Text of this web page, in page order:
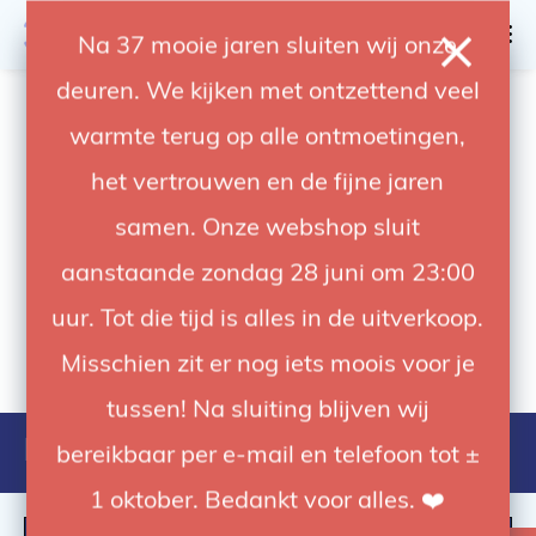
Na 37 mooie jaren sluiten wij onze
deuren. We kijken met ontzettend veel
warmte terug op alle ontmoetingen,
het vertrouwen en de fijne jaren
samen. Onze webshop sluit
aanstaande zondag 28 juni om 23:00
uur. Tot die tijd is alles in de uitverkoop.
Misschien zit er nog iets moois voor je
tussen! Na sluiting blijven wij
bereikbaar per e-mail en telefoon tot ±
1 oktober. Bedankt voor alles. ❤️
4.92 / 5 op trusted shops
Frescolite